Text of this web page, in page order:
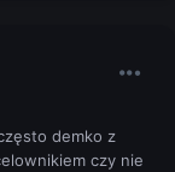
demko z
czy nie